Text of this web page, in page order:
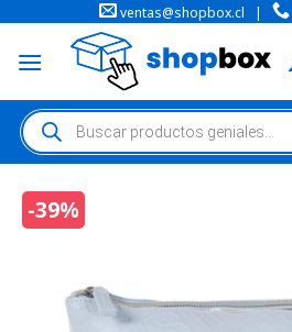
ventas@shopbox.cl |
-39%